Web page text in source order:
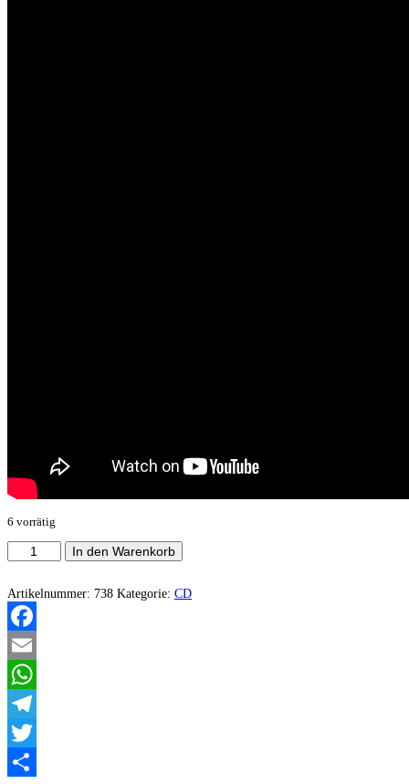
6 vorrätig
Gorgon
-
Jackal
Pact
(A5
Digipak)
Remastered
2020
Menge
In den Warenkorb
Artikelnummer: 738 Kategorie: CD
Facebook
Email
WhatsApp
Telegram
Twitter